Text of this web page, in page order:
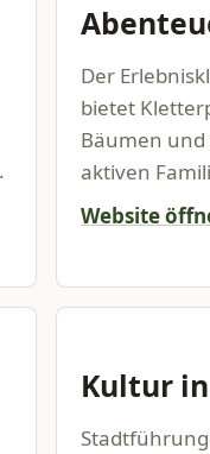
Der
bietet
Bäumen
aktiven
Website
Kultur